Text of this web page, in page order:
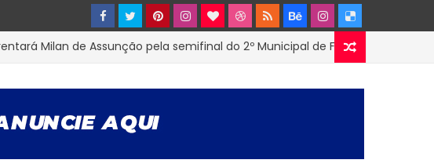
de Assunção pela semifinal do 2º Municipal de Futsal em Tenório-PB